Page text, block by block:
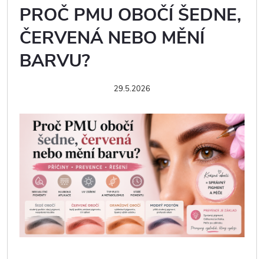
PROČ PMU OBOČÍ ŠEDNE,
ČERVENÁ NEBO MĚNÍ
BARVU?
29.5.2026